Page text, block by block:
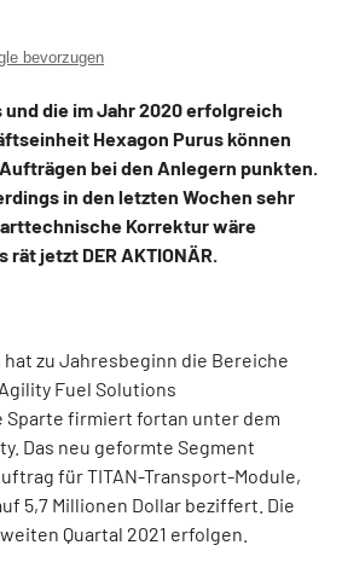
bevorzugen
und die im Jahr 2020 erfolgreich
Hexagon Purus können
bei den Anlegern punkten.
in den letzten Wochen sehr
Korrektur wäre
rät jetzt DER AKTIONÄR.
zu Jahresbeginn die Bereiche
Fuel Solutions
Sparte firmiert fortan unter dem
Das neu geformte Segment
für TITAN-Transport-Module,
5,7 Millionen Dollar beziffert. Die
Quartal 2021 erfolgen.